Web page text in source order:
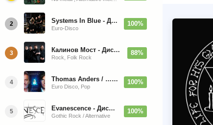
2 Systems In Blue - Дискография (2020-2026)
Euro-Disco
100%
3 Калинов Мост - Дискография (1986-2026)
Rock, Folk Rock
88%
4 Thomas Anders / … Sings Modern Talking: The Best hi-res
Euro Disco, Pop
100%
5 Evanescence - Дискография (1998-2026)
Gothic Rock / Alternative
100%